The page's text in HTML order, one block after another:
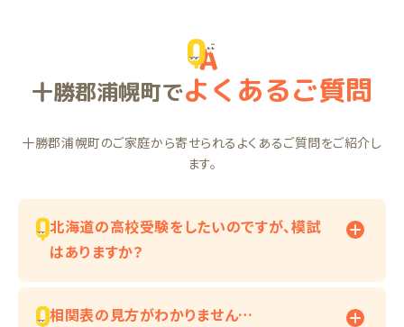
十勝郡浦幌町でよくあるご質問
十勝郡浦幌町のご家庭から寄せられるよくあるご質問をご紹介し
ます。
北海道の高校受験をしたいのですが、模試
はありますか？
相関表の見方がわかりません…